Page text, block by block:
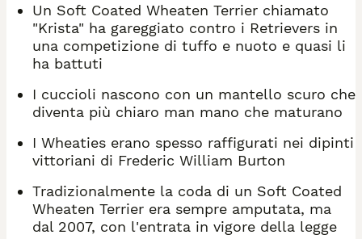
Un Soft Coated Wheaten Terrier chiamato
"Krista" ha gareggiato contro i Retrievers in
una competizione di tuffo e nuoto e quasi li
ha battuti
I cuccioli nascono con un mantello scuro che
diventa più chiaro man mano che maturano
I Wheaties erano spesso raffigurati nei dipinti
vittoriani di Frederic William Burton
Tradizionalmente la coda di un Soft Coated
Wheaten Terrier era sempre amputata, ma
dal 2007, con l'entrata in vigore della legge